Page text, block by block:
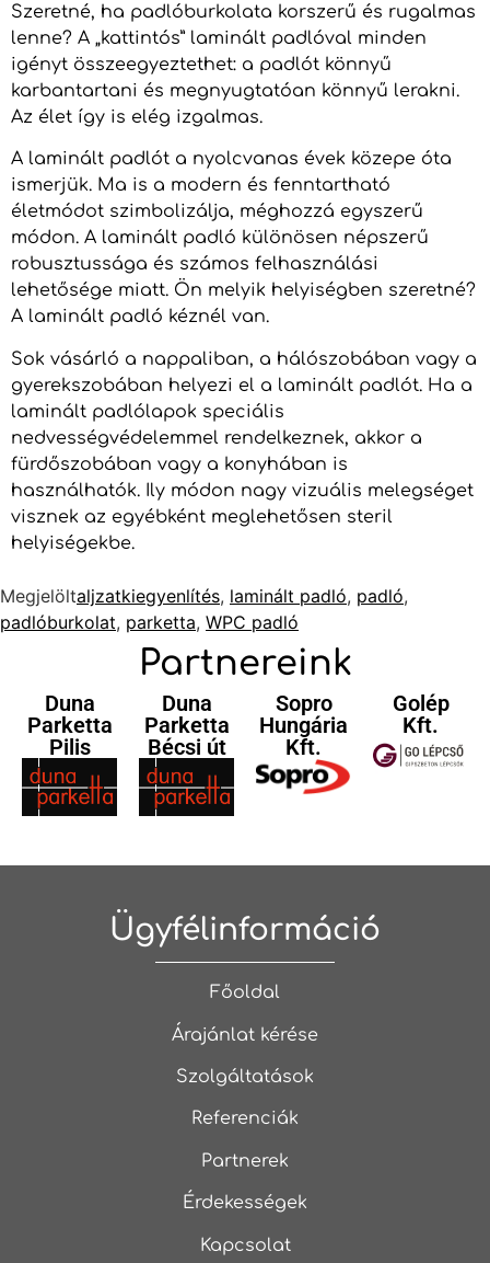
Szeretné, ha padlóburkolata korszerű és rugalmas
lenne? A „kattintós” laminált padlóval minden
igényt összeegyeztethet: a padlót könnyű
karbantartani és megnyugtatóan könnyű lerakni.
Az élet így is elég izgalmas.
A laminált padlót a nyolcvanas évek közepe óta
ismerjük. Ma is a modern és fenntartható
életmódot szimbolizálja, méghozzá egyszerű
módon. A laminált padló különösen népszerű
robusztussága és számos felhasználási
lehetősége miatt. Ön melyik helyiségben szeretné?
A laminált padló kéznél van.
Sok vásárló a nappaliban, a hálószobában vagy a
gyerekszobában helyezi el a laminált padlót. Ha a
laminált padlólapok speciális
nedvességvédelemmel rendelkeznek, akkor a
fürdőszobában vagy a konyhában is
használhatók. Ily módon nagy vizuális melegséget
visznek az egyébként meglehetősen steril
helyiségekbe.
Megjelöltaljzatkiegyenlítés, laminált padló, padló,
padlóburkolat, parketta, WPC padló
Partnereink
Duna
Parketta
Pilis
Duna
Parketta
Bécsi út
Sopro
Hungária
Kft.
Golép
Kft.
Ügyfélinformáció
Főoldal
Árajánlat kérése
Szolgáltatások
Referenciák
Partnerek
Érdekességek
Kapcsolat